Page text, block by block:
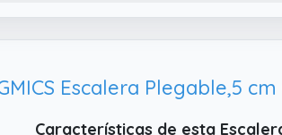
Escalera Plegable,5 cm
Características de esta